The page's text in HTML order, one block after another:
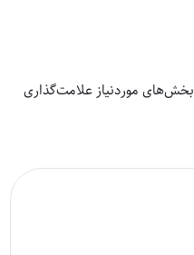
بخش‌های موردنیاز علامت‌گذاری